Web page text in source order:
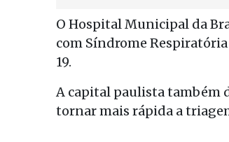
O Hospital Municipal da
com Síndrome
19.
A capital paulista também
tornar mais rápida a